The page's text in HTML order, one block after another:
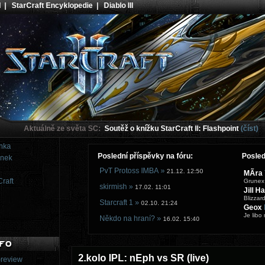
|StarCraft Encyklopedie|Diablo III
Aktuálně ze světa SC: Soutěž o knížku StarCraft II: Flashpoint (číst)
Poslední příspěvky na fóru:
PvT Protoss IMBA » 21.12. 12:50
skirmish » 17.02. 11:01
Starcraft 1 » 02.10. 21:24
Někdo na hraní? » 16.02. 15:40
MÃ­ra
Jill
Geox
Je libo
2.kolo IPL: nEph vs SR (live)